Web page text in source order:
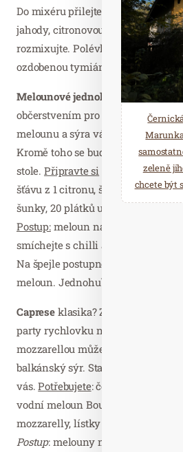
Do mixéru přilejte vychladlé víno,
jahody, citronovou šťávu a chilli
rozmixujte. Polévku nechte
ozdobenou tymiánem.
Melounové jednohubky
jsou
občerstvením pro každou
melounu a sýra vás příjemně
Kromě toho se budou tyto
stole. Připravte si na ně: červený
šťávu z 1 citronu, špetku mletého
šunky, 20 plátků uzeného sýra.
Postup:meloun nakrájejte na
smíchejte s chilli a poté s ní
Na špejle postupně napichujte sýr,
meloun. Jednohubky ihned
Capreseklasika? Zapojte do hry
party rychlovku novou sladkou
mozzarellou můžete použít i jiný
balkánský sýr. Stačí najít tu
vás.Potřebujete: červený vodní
vodní meloun Bouquet, citronovou
mozzarelly, lístky bazalky,
Postup: melouny nakrájejte na
zeleně
chcete být